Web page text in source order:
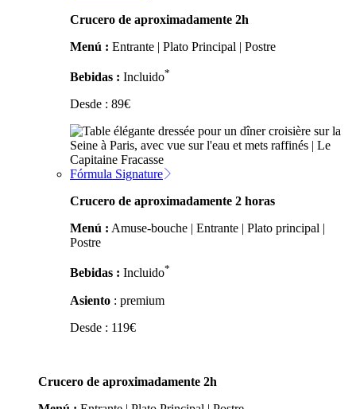
Crucero de aproximadamente 2h
Menú : Entrante | Plato Principal | Postre
Bebidas : Incluido*
Desde : 89€
Fórmula Signature
Crucero de aproximadamente 2 horas
Menú : Amuse-bouche | Entrante | Plato principal |
Postre
Bebidas : Incluido*
Asiento : premium
Desde : 119€
Crucero de aproximadamente 2h